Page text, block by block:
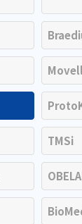
TMSi